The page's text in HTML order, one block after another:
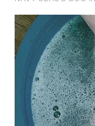
WN
TAPANULI
UTARA
WN
SAMOSIR
WN
PADANG